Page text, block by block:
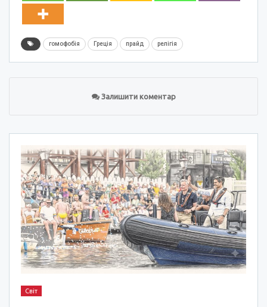
гомофобія Греція прайд релігія
Залишити коментар
Світ